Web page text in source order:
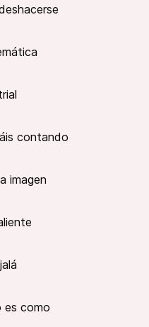
contando
imagen
es como